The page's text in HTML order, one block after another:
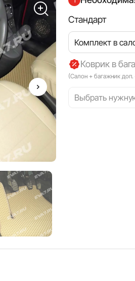
Стандарт
Комплект в
Коврик в
(Салон + багажник доп.
Выбрать